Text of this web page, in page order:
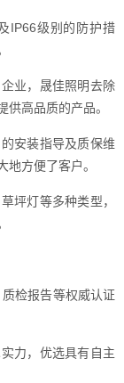
IP66级别的防护措
业，晟佳照明去除
高品质的产品。
安装指导及质保维
方便了客户。
坪灯等多种类型，
检报告等权威认证
力，优选具有自主